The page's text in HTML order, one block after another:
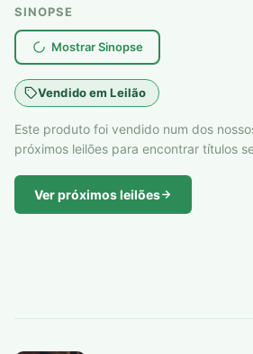
SINOPSE
Mostrar Sinopse
Vendido em Leilão
Este produto foi vendido num dos
próximos leilões para encontrar títulos
Ver próximos leilões